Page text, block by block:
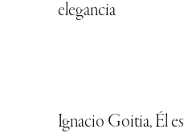
elegancia
Ignacio Goitia, Él es